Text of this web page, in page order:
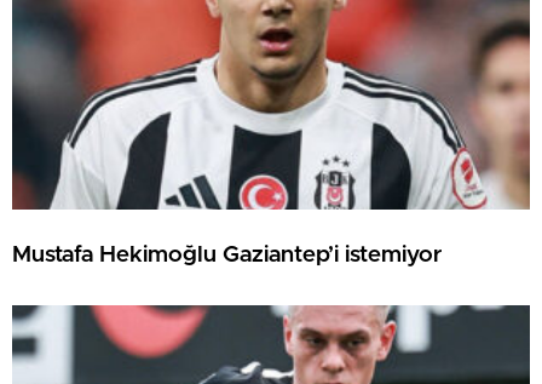
Mustafa Hekimoğlu Gaziantep’i istemiyor